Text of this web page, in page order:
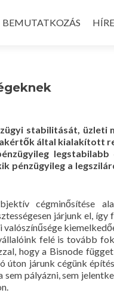
BEMUTATKOZÁS
stabilitását, üzleti
által kialakított
legstabilabb
pénzügyileg a
cégminősítése
járjunk el, így
felé is tovább
hogy a Bisnode
úton járunk cégünk
pályázni, sem